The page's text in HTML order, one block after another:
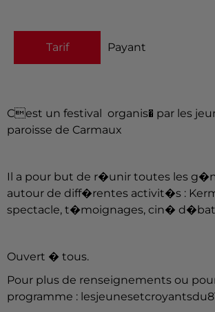
Tarif Payant
Cest un festival organis� par les
paroisse de Carmaux
Il a pour but de r�unir toutes les
autour de diff�rentes activit�s :
spectacle, t�moignages, cin�
Ouvert � tous.
Pour plus de renseignements ou
programme :